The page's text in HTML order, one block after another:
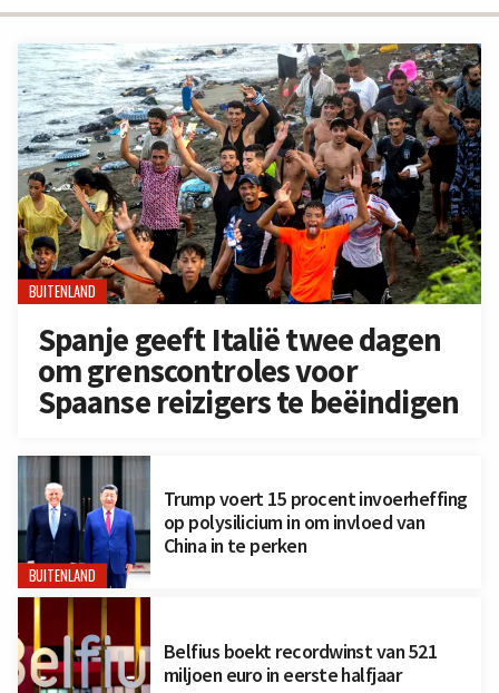
BUITENLAND
Spanje geeft Italië twee dagen
om grenscontroles voor
Spaanse reizigers te beëindigen
BUITENLAND
Trump voert 15 procent invoerheffing
op polysilicium in om invloed van
China in te perken
Belfius boekt recordwinst van 521
miljoen euro in eerste halfjaar